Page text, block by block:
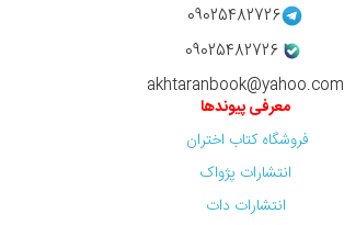
09025482726
09025482726
akhtaranbook@yahoo.com
معرفی پیوندها
فروشگاه کتاب اختران
انتشارات پژواک
انتشارات دات